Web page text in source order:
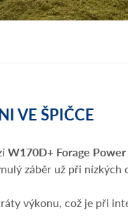
VE ŠPIČCE
W170D+ Forage Power
záběr už při nízkých
výkonu, což je při